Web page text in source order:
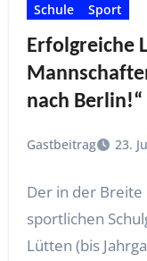
Schule Sport
Erfolgreiche
nach Berlin!“
Gastbeitrag 23.
Der in der
sportlichen
Lütten (bis